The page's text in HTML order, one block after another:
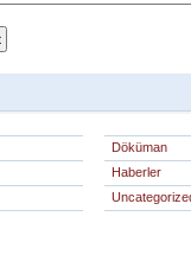
Döküman
Haberler